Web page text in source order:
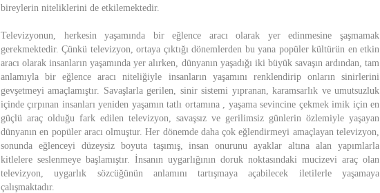
bireylerin niteliklerini de etkilemektedir.
Televizyonun, herkesin yaşamında bir eğlence aracı olarak yer edinmesine şaşmamak
gerekmektedir. Çünkü televizyon, ortaya çıktığı dönemlerden bu yana popüler kültürün en etkin
aracı olarak insanların yaşamında yer alırken, dünyanın yaşadığı iki büyük savaşın ardından, tam
anlamıyla bir eğlence aracı niteliğiyle insanların yaşamını renklendirip onların sinirlerini
gevşetmeyi amaçlamıştır. Savaşlarla gerilen, sinir sistemi yıpranan, karamsarlık ve umutsuzluk
içinde çırpınan insanları yeniden yaşamın tatlı ortamına , yaşama sevincine çekmek imik için en
güçlü araç olduğu fark edilen televizyon, savaşsız ve gerilimsiz günlerin özlemiyle yaşayan
dünyanın en popüler aracı olmuştur. Her dönemde daha çok eğlendirmeyi amaçlayan televizyon,
sonunda eğlenceyi düzeysiz boyuta taşımış, insan onurunu ayaklar altına alan yapımlarla
kitlelere seslenmeye başlamıştır. İnsanın uygarlığının doruk noktasındaki mucizevi araç olan
televizyon, uygarlık sözcüğünün anlamını tartışmaya açabilecek iletilerle yaşamaya
çalışmaktadır.